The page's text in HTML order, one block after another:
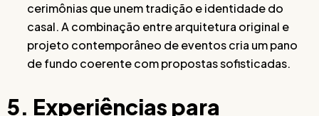
cerimônias que unem tradição e identidade do
casal. A combinação entre arquitetura original e
projeto contemporâneo de eventos cria um pano
de fundo coerente com propostas sofisticadas.
5. Experiências para